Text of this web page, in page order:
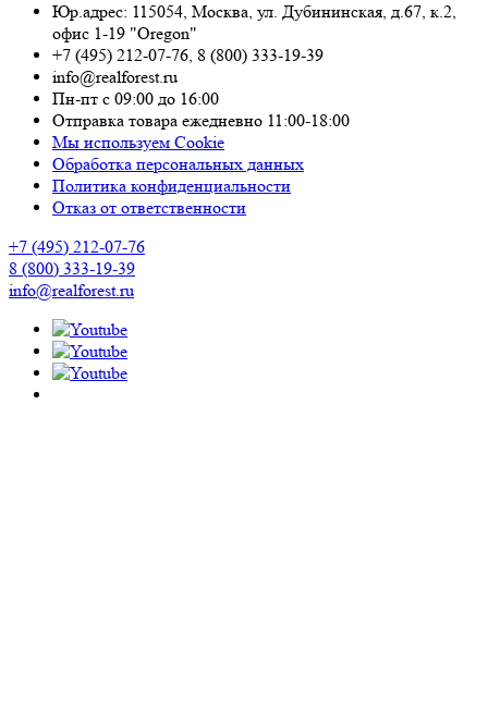
Юр.адрес: 115054, Москва, ул. Дубининская, д.67, к.2,
офис 1-19 "Oregon"
+7 (495) 212-07-76, 8 (800) 333-19-39
info@realforest.ru
Пн-пт с 09:00 до 16:00
Отправка товара ежедневно 11:00-18:00
Мы используем Cookie
Обработка персональных данных
Политика конфиденциальности
Отказ от ответственности
+7 (495) 212-07-76
8 (800) 333-19-39
info@realforest.ru